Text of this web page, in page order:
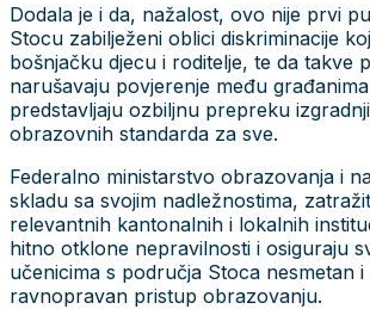
Dodala je i da, nažalost, ovo nije prvi
Stocu zabilježeni oblici diskriminacije
bošnjačku djecu i roditelje, te da takve
narušavaju povjerenje među
predstavljaju ozbiljnu prepreku
obrazovnih standarda za sve.
Federalno ministarstvo obrazovanja i
skladu sa svojim nadležnostima,
relevantnih kantonalnih i lokalnih
hitno otklone nepravilnosti i osiguraju
učenicima s područja Stoca nesmetan i
ravnopravan pristup obrazovanju.